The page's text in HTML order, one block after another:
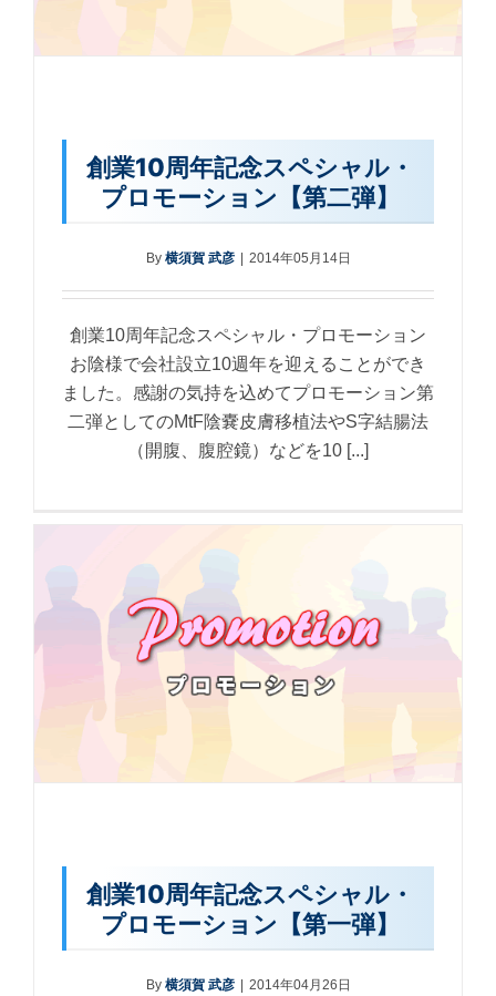
創業10周年記念スペシャル・
プロモーション【第二弾】
By 横須賀 武彦 2014年05月14日
創業10周年記念スペシャル・プロモーション
お陰様で会社設立10週年を迎えることができ
ました。感謝の気持を込めてプロモーション第
二弾としてのMtF陰嚢皮膚移植法やS字結腸法
（開腹、腹腔鏡）などを10 [...]
創業10周年記念スペシャル・
プロモーション【第一弾】
By 横須賀 武彦 2014年04月26日